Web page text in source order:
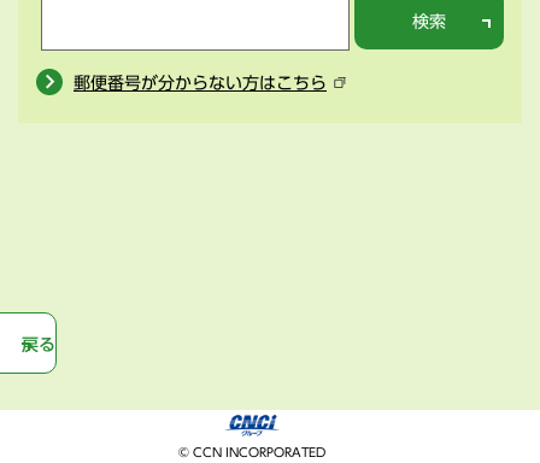
検索
郵便番号が分からない方はこちら
戻る
© CCN INCORPORATED